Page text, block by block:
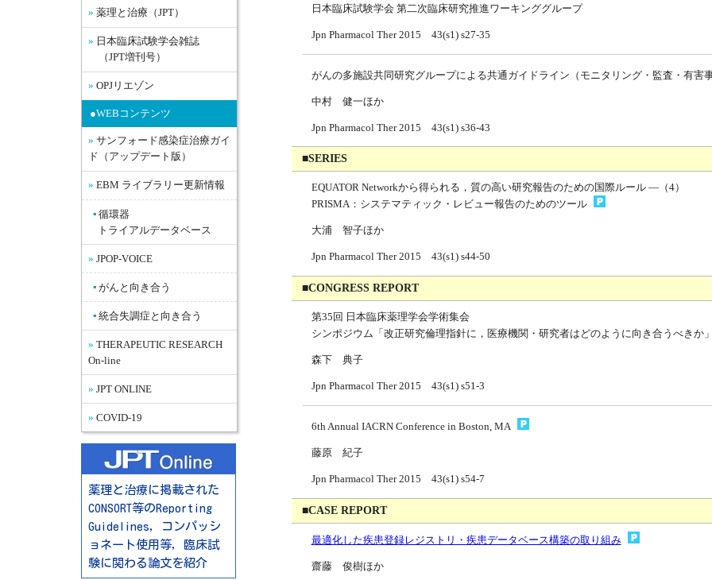
薬理と治療（JPT）
日本臨床試験学会雑誌
（JPT増刊号）
OPJリエゾン
●WEBコンテンツ
サンフォード感染症治療ガイ
ド（アップデート版）
EBM ライブラリー更新情報
循環器
トライアルデータベース
JPOP-VOICE
がんと向き合う
統合失調症と向き合う
THERAPEUTIC RESEARCH
On-line
JPT ONLINE
COVID-19
薬理と治療に掲載された
CONSORT等のReporting
Guidelines，コンパッシ
ョネート使用等，臨床試
験に関わる論文を紹介
日本臨床試験学会 第二次臨床研究推進ワーキンググループ
Jpn Pharmacol Ther 2015 43(s1) s27-35
がんの多施設共同研究グループによる共通ガイドライン（モニタリング・監査・有害
中村 健一ほか
Jpn Pharmacol Ther 2015 43(s1) s36-43
■SERIES
EQUATOR Networkから得られる，質の高い研究報告のための国際ルール ―（4）
PRISMA：システマティック・レビュー報告のためのツール
大浦 智子ほか
Jpn Pharmacol Ther 2015 43(s1) s44-50
■CONGRESS REPORT
第35回 日本臨床薬理学会学術集会
シンポジウム「改正研究倫理指針に，医療機関・研究者はどのように向き合うべきか
森下 典子
Jpn Pharmacol Ther 2015 43(s1) s51-3
6th Annual IACRN Conference in Boston, MA
藤原 紀子
Jpn Pharmacol Ther 2015 43(s1) s54-7
■CASE REPORT
最適化した疾患登録レジストリ・疾患データベース構築の取り組み
齋藤 俊樹ほか